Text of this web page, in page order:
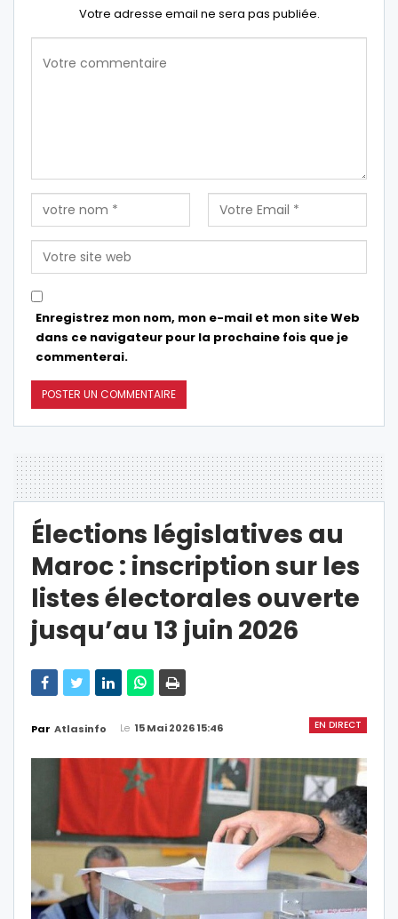
Votre adresse email ne sera pas publiée.
Enregistrez mon nom, mon e-mail et mon site Web
dans ce navigateur pour la prochaine fois que je
commenterai.
Élections législatives au
Maroc : inscription sur les
listes électorales ouverte
jusqu’au 13 juin 2026
EN DIRECT
Par Atlasinfo Le 15 Mai 2026 15:46